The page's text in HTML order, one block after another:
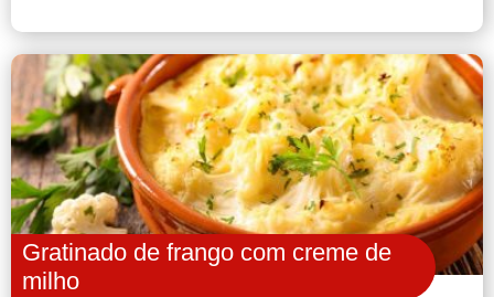
Gratinado de frango com creme de
milho